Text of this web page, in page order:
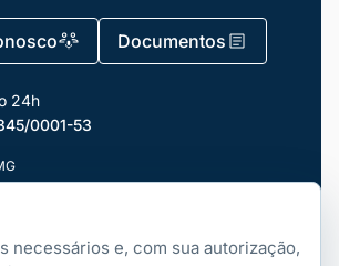
e Liderança
Documentos
24h
0001-53
necessários e, com sua autorização,